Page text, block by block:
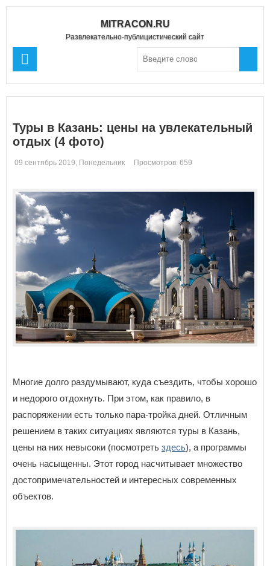
MITRACON.RU
Развлекательно-публицистический сайт
Туры в Казань: цены на увлекательный
отдых (4 фото)
09 сентябрь 2019, Понедельник
Просмотров: 659
Многие долго раздумывают, куда съездить, чтобы хорошо
и недорого отдохнуть. При этом, как правило, в
распоряжении есть только пара-тройка дней. Отличным
решением в таких ситуациях являются туры в Казань,
цены на них невысоки (посмотреть здесь), а программы
очень насыщенны. Этот город насчитывает множество
достопримечательностей и интересных современных
объектов.